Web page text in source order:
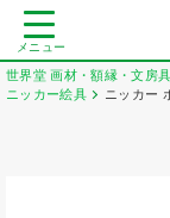
メニュー
世界堂 画材・額縁・文房
ニッカー絵具
ニッカー